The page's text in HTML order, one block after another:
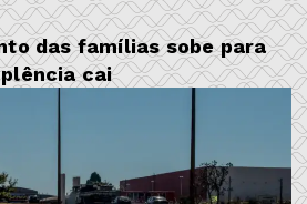
das famílias sobe para
cai